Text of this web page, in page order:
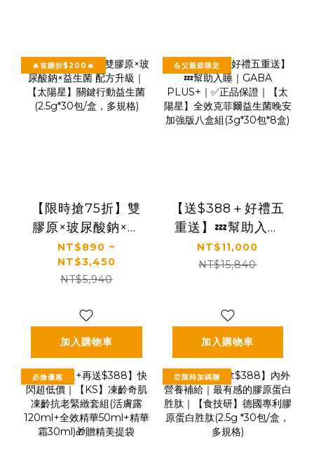
🔥首購折$200🔥
【限時搶75折】雙
膠原×玻尿酸鈉×益
生菌 配方升級｜
【太陽星】關鍵行
動益生菌(2.5g*30
NT$890 ~
NT$3,450
NT$5,940
加入購物車
💪父親節限定
【送$388＋好禮五
重送】💤幫助入睡
｜GABA PLUS+｜
✅正品保證｜【太陽
盒組(3g*30包*8盒)
NT$11,000
NT$15,840
加入購物車
必搶優惠 ⏰限時加碼贈